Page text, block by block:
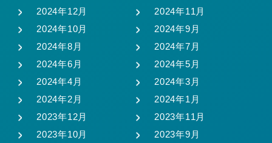
2024年12月
2024年11月
2024年10月
2024年9月
2024年8月
2024年7月
2024年6月
2024年5月
2024年4月
2024年3月
2024年2月
2024年1月
2023年12月
2023年11月
2023年10月
2023年9月